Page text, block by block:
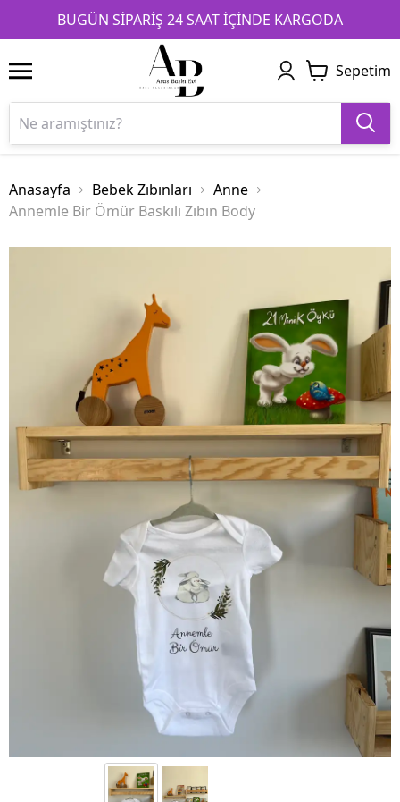
BUGÜN SİPARİŞ 24 SAAT İÇİNDE KARGODA
1 2 3
Sepetim
Anasayfa Bebek Zıbınları
Anne
Annemle Bir Ömür Baskılı Zıbın Body